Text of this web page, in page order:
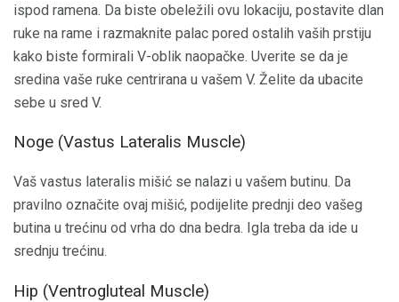
ispod ramena. Da biste obeležili ovu lokaciju, postavite dlan
ruke na rame i razmaknite palac pored ostalih vaših prstiju
kako biste formirali V-oblik naopačke. Uverite se da je
sredina vaše ruke centrirana u vašem V. Želite da ubacite
sebe u sred V.
Noge (Vastus Lateralis Muscle)
Vaš vastus lateralis mišić se nalazi u vašem butinu. Da
pravilno označite ovaj mišić, podijelite prednji deo vašeg
butina u trećinu od vrha do dna bedra. Igla treba da ide u
srednju trećinu.
Hip (Ventrogluteal Muscle)